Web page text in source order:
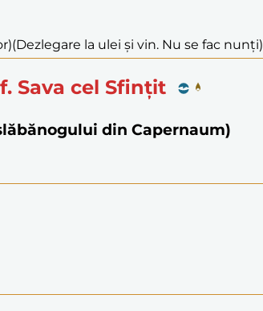
(Dezlegare la ulei și vin. Nu se fac nunți)
Sava cel Sfințit
din Capernaum)